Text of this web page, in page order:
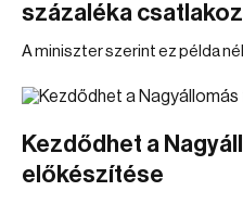
százaléka
A miniszter szerint ez példa
Kezdődhet a
előkészítése